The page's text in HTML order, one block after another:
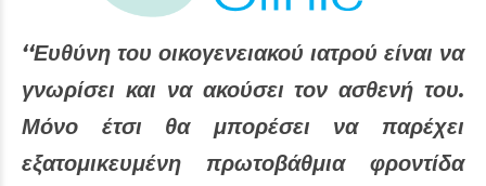
‘‘Ευθύνη του οικογενειακού ιατρού είναι να
γνωρίσει και να ακούσει τον ασθενή του.
Μόνο έτσι θα μπορέσει να παρέχει
εξατομικευμένη πρωτοβάθμια φροντίδα